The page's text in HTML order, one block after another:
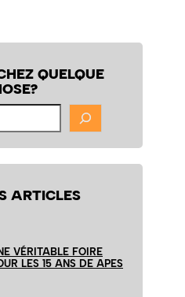
QUELQUE
ARTICLES
VÉRITABLE FOIRE
LES 15 ANS DE APES